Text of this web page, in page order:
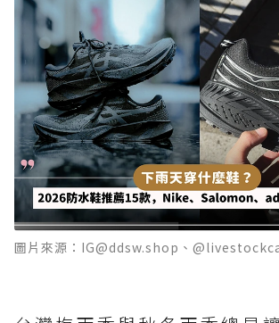
圖片來源：IG@ddsw.shop、